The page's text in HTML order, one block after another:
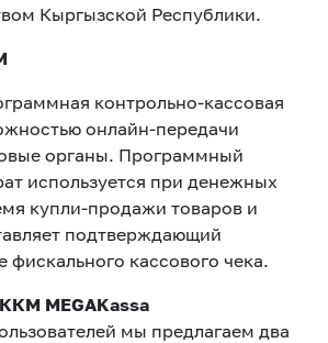
Кыргызской Республики.
контрольно-кассовая
онлайн-передачи
органы. Программный
используется при денежных
купли-продажи товаров и
подтверждающий
фискального кассового чека.
MEGAKassa
мы предлагаем два